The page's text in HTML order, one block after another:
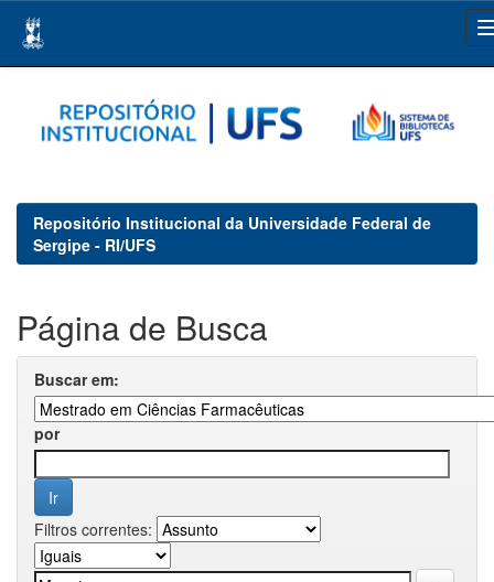
navigation
Repositório Institucional da Universidade Federal de
Sergipe - RI/UFS
Página de Busca
Buscar em:
por
Filtros correntes: